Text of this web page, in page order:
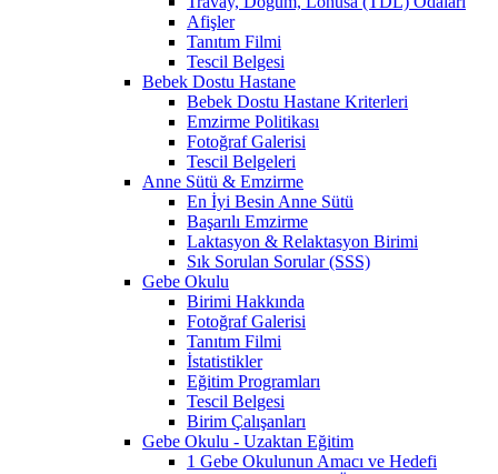
Afişler
Tanıtım Filmi
Tescil Belgesi
Bebek Dostu Hastane
Bebek Dostu Hastane Kriterleri
Emzirme Politikası
Fotoğraf Galerisi
Tescil Belgeleri
Anne Sütü & Emzirme
En İyi Besin Anne Sütü
Başarılı Emzirme
Laktasyon & Relaktasyon Birimi
Sık Sorulan Sorular (SSS)
Gebe Okulu
Birimi Hakkında
Fotoğraf Galerisi
Tanıtım Filmi
İstatistikler
Eğitim Programları
Tescil Belgesi
Birim Çalışanları
Gebe Okulu - Uzaktan Eğitim
1 Gebe Okulunun Amacı ve Hedefi